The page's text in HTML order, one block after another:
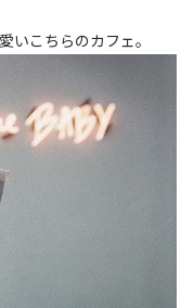
いこちらのカフェ。